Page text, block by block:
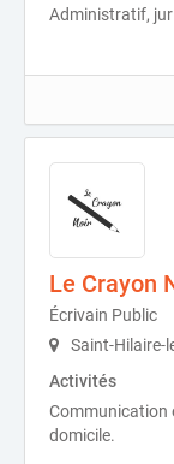
Administratif,
Le Crayon
Écrivain Public
Saint-Hilaire-
Activités
Communication
domicile.